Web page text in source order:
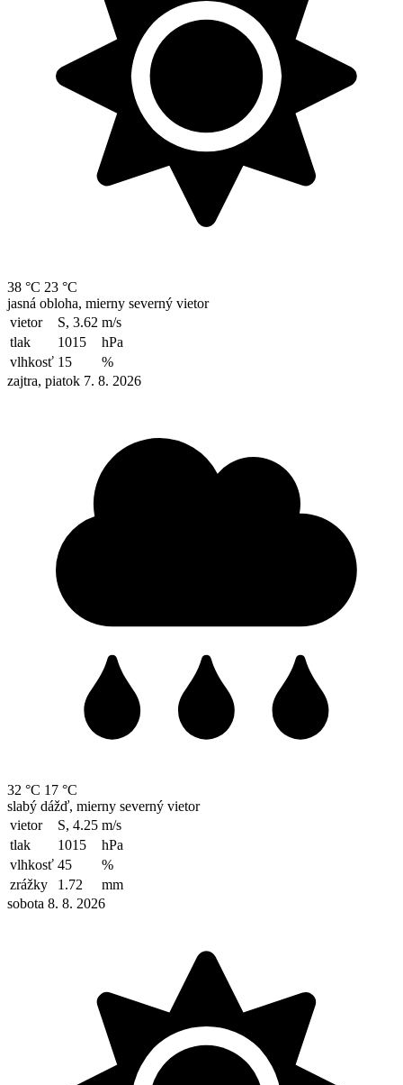
38 °C 23 °C
jasná obloha, mierny severný vietor
vietor
S, 3.62 m/s
tlak
1015
hPa
vlhkosť 15
%
zajtra, piatok 7. 8. 2026
32 °C 17 °C
slabý dážď, mierny severný vietor
vietor
S, 4.25 m/s
tlak
1015
hPa
vlhkosť 45
%
zrážky
1.72
mm
sobota 8. 8. 2026